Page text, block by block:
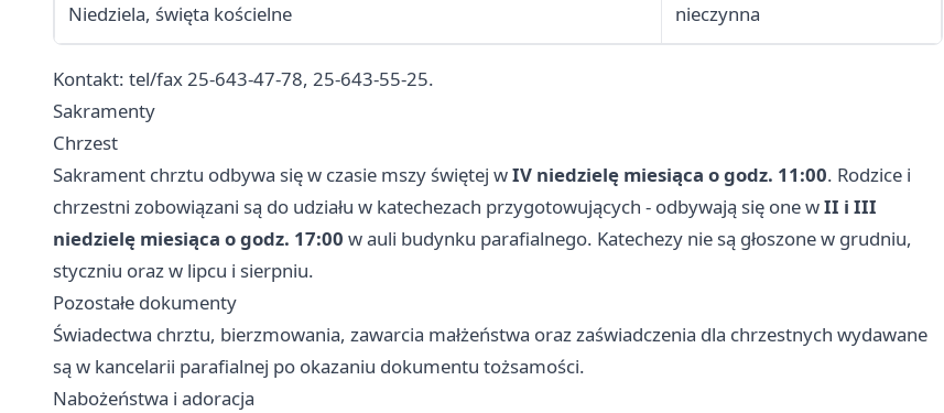
Niedziela, święta kościelne nieczynna
Kontakt: tel/fax 25-643-47-78, 25-643-55-25.
Sakramenty
Chrzest
Sakrament chrztu odbywa się w czasie mszy świętej wIV niedzielę miesiąca o godz. 11:00. Rodzice i
chrzestni zobowiązani są do udziału w katechezach przygotowujących - odbywają się one wII i III
niedzielę miesiąca o godz. 17:00 w auli budynku parafialnego. Katechezy nie są głoszone w grudniu,
styczniu oraz w lipcu i sierpniu.
Pozostałe dokumenty
Świadectwa chrztu, bierzmowania, zawarcia małżeństwa oraz zaświadczenia dla chrzestnych wydawane
są w kancelarii parafialnej po okazaniu dokumentu tożsamości.
Nabożeństwa i adoracja